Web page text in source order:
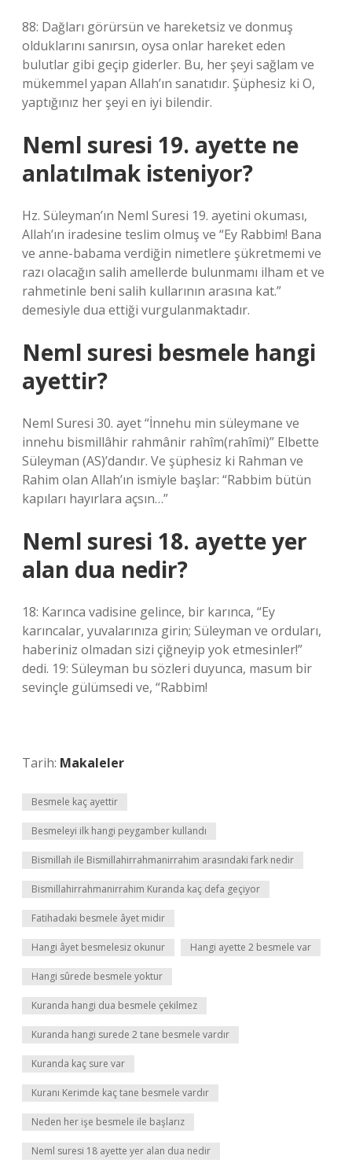
88: Dağları görürsün ve hareketsiz ve donmuş
olduklarını sanırsın, oysa onlar hareket eden
bulutlar gibi geçip giderler. Bu, her şeyi sağlam ve
mükemmel yapan Allah’ın sanatıdır. Şüphesiz ki O,
yaptığınız her şeyi en iyi bilendir.
Neml suresi 19. ayette ne
anlatılmak isteniyor?
Hz. Süleyman’ın Neml Suresi 19. ayetini okuması,
Allah’ın iradesine teslim olmuş ve “Ey Rabbim! Bana
ve anne-babama verdiğin nimetlere şükretmemi ve
razı olacağın salih amellerde bulunmamı ilham et ve
rahmetinle beni salih kullarının arasına kat.”
demesiyle dua ettiği vurgulanmaktadır.
Neml suresi besmele hangi
ayettir?
Neml Suresi 30. ayet “İnnehu min süleymane ve
innehu bismillâhir rahmânir rahîm(rahîmi)” Elbette
Süleyman (AS)’dandır. Ve şüphesiz ki Rahman ve
Rahim olan Allah’ın ismiyle başlar: “Rabbim bütün
kapıları hayırlara açsın…”
Neml suresi 18. ayette yer
alan dua nedir?
18: Karınca vadisine gelince, bir karınca, “Ey
karıncalar, yuvalarınıza girin; Süleyman ve orduları,
haberiniz olmadan sizi çiğneyip yok etmesinler!”
dedi. 19: Süleyman bu sözleri duyunca, masum bir
sevinçle gülümsedi ve, “Rabbim!
Tarih: Makaleler
Besmele kaç ayettir
Besmeleyi ilk hangi peygamber kullandı
Bismillah ile Bismillahirrahmanirrahim arasındaki fark nedir
Bismillahirrahmanirrahim Kuranda kaç defa geçiyor
Fatihadaki besmele âyet midir
Hangi âyet besmelesiz okunur Hangi ayette 2 besmele var
Hangi sûrede besmele yoktur
Kuranda hangi dua besmele çekilmez
Kuranda hangi surede 2 tane besmele vardır
Kuranda kaç sure var
Kuranı Kerimde kaç tane besmele vardır
Neden her işe besmele ile başlarız
Neml suresi 18 ayette yer alan dua nedir